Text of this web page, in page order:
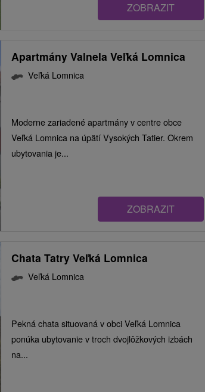
ZOBRAZIT
Apartmány Valnela Veľká Lomnica
Veľká Lomnica
Moderne zariadené apartmány v centre obce
Veľká Lomnica na úpätí Vysokých Tatier. Okrem
ubytovania je...
ZOBRAZIT
Chata Tatry Veľká Lomnica
Veľká Lomnica
Pekná chata situovaná v obci Veľká Lomnica
ponúka ubytovanie v troch dvojlôžkových izbách
na...